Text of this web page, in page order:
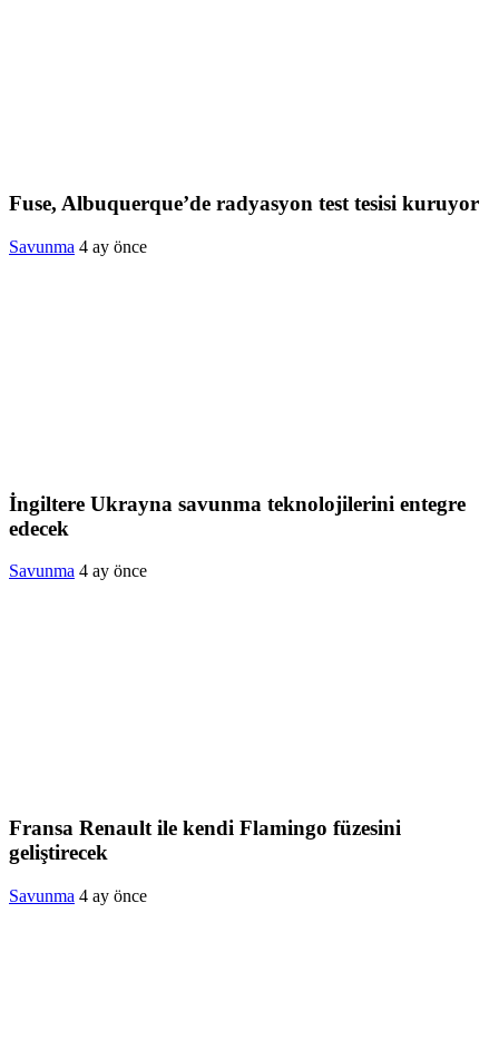
Fuse, Albuquerque’de radyasyon test tesisi kuruyor
Savunma 4 ay önce
İngiltere Ukrayna savunma teknolojilerini entegre
edecek
Savunma 4 ay önce
Fransa Renault ile kendi Flamingo füzesini
geliştirecek
Savunma 4 ay önce